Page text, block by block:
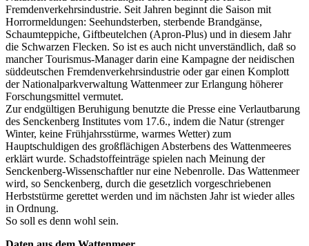
Fremdenverkehrsindustrie. Seit Jahren beginnt die Saison mit
Horrormeldungen: Seehundsterben, sterbende Brandgänse,
Schaumteppiche, Giftbeutelchen (Apron-Plus) und in diesem Jahr
die Schwarzen Flecken. So ist es auch nicht unverständlich, daß so
mancher Tourismus-Manager darin eine Kampagne der neidischen
süddeutschen Fremdenverkehrsindustrie oder gar einen Komplott
der Nationalparkverwaltung Wattenmeer zur Erlangung höherer
Forschungsmittel vermutet.
Zur endgültigen Beruhigung benutzte die Presse eine Verlautbarung
des Senckenberg Institutes vom 17.6., indem die Natur (strenger
Winter, keine Frühjahrsstürme, warmes Wetter) zum
Hauptschuldigen des großflächigen Absterbens des Wattenmeeres
erklärt wurde. Schadstoffeinträge spielen nach Meinung der
Senckenberg-Wissenschaftler nur eine Nebenrolle. Das Wattenmeer
wird, so Senckenberg, durch die gesetzlich vorgeschriebenen
Herbststürme gerettet werden und im nächsten Jahr ist wieder alles
in Ordnung.
So soll es denn wohl sein.